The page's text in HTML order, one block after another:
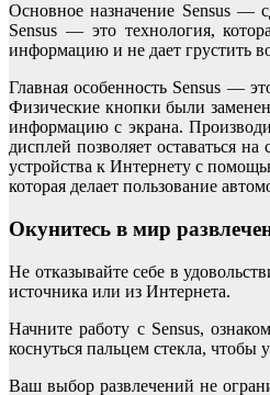
Основное назначение Sensus —
Sensus — это технология,
информацию и не дает грустить
Главная особенность Sensus —
Физические кнопки были
информацию с экрана.
дисплей позволяет оставаться
устройства к Интернету с
которая делает пользование
Окунитесь в мир
Не отказывайте себе в
источника или из Интернета.
Начните работу с Sensus,
коснуться пальцем стекла, чтобы
Ваш выбор развлечений не